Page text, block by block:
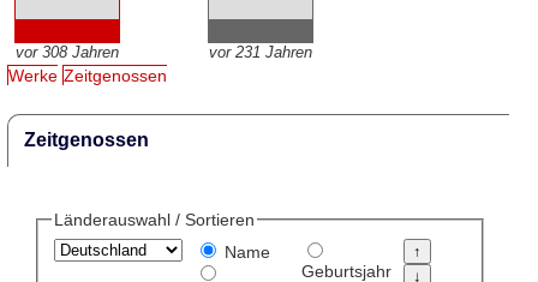
vor 308 Jahren vor 231 Jahren
Werke Zeitgenossen
Zeitgenossen
Länderauswahl / Sortieren
Name
Geburtsjahr